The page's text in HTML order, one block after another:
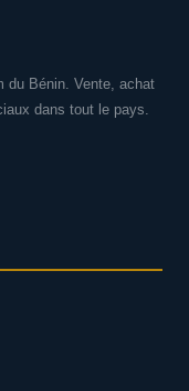
du Bénin. Vente, achat
dans tout le pays.